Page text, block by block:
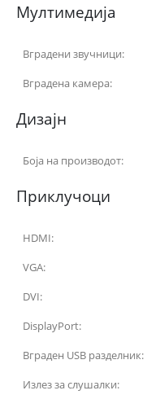
Мултимедија
Вградени звучници:
Вградена камера:
Дизајн
Боја на производот:
Приклучоци
HDMI:
VGA:
DVI:
DisplayPort:
Вграден USB разделник:
Излез за слушалки: